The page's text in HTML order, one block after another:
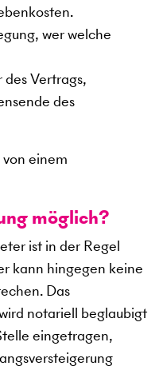
wer welche
des Vertrags,
des
einem
möglich?
ist in der Regel
kann hingegen keine
Das
notariell beglaubigt
eingetragen,